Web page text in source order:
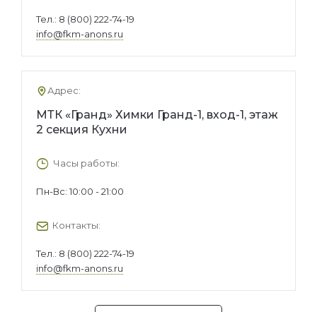
Тел.: 8 (800) 222-74-19
info@fkm-anons.ru
Адрес:
МТК «Гранд» Химки Гранд-1, вход-1, этаж
2 секция Кухни
Часы работы:
Пн-Вс: 10:00 - 21:00
Контакты:
Тел.: 8 (800) 222-74-19
info@fkm-anons.ru